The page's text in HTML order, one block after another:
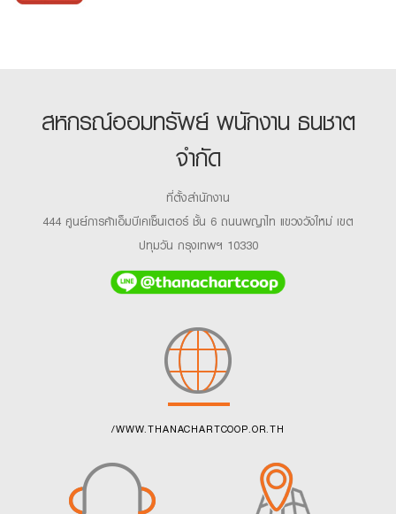
สหกรณ์ออมทรัพย์ พนักงาน ธนชาต
จำกัด
ที่ตั้งสำนักงาน
444 ศูนย์การค้าเอ็มบีเคเซ็นเตอร์ ชั้น 6 ถนนพญาไท แขวงวังใหม่ เขต
ปทุมวัน กรุงเทพฯ 10330
/WWW.THANACHARTCOOP.OR.TH